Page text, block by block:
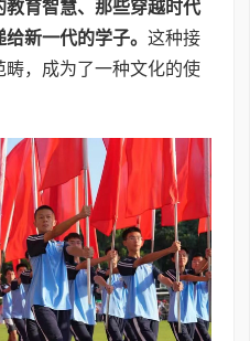
教育智慧、那些穿越时代
新一代的学子。 这种接
，成为了一种文化的使